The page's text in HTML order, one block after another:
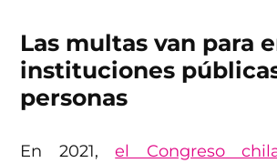
Las multas van para
instituciones
personas
En 2021,el Congreso